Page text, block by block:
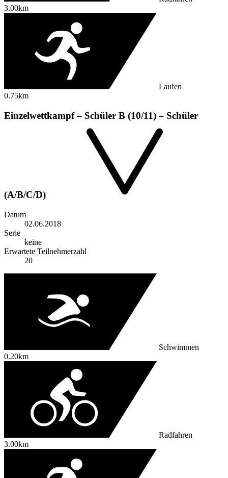
3.00km
Laufen
0.75km
Einzelwettkampf – Schüler B (10/11) – Schüler
(A/B/C/D)
Datum
02.06.2018
Serie
keine
Erwartete Teilnehmerzahl
20
Schwimmen
0.20km
Radfahren
3.00km